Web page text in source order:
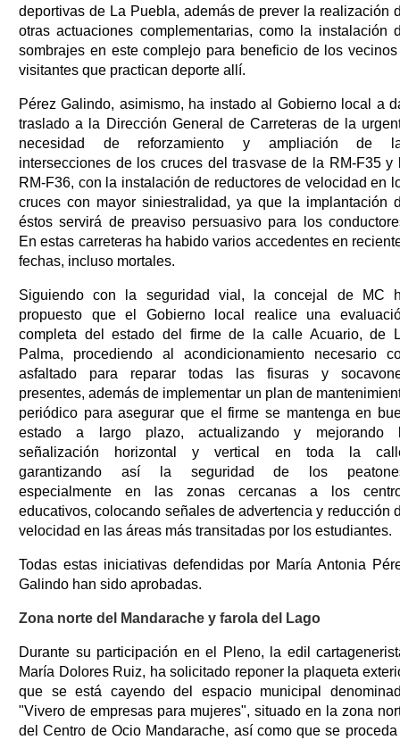
deportivas de La Puebla, además de prever la realización
otras actuaciones complementarias, como la instalación
sombrajes en este complejo para beneficio de los
visitantes que practican deporte allí.
Pérez Galindo, asimismo, ha instado al Gobierno local a
traslado a la Dirección General de Carreteras de la
necesidad de reforzamiento y ampliación de
intersecciones de los cruces del trasvase de la RM-F35 y
RM-F36, con la instalación de reductores de velocidad en
cruces con mayor siniestralidad, ya que la implantación
éstos servirá de preaviso persuasivo para los
En estas carreteras ha habido varios accedentes en
fechas, incluso mortales.
Siguiendo con la seguridad vial, la concejal de MC
propuesto que el Gobierno local realice una
completa del estado del firme de la calle Acuario, de
Palma, procediendo al acondicionamiento necesario
asfaltado para reparar todas las fisuras y
presentes, además de implementar un plan de
periódico para asegurar que el firme se mantenga en
estado a largo plazo, actualizando y mejorando
señalización horizontal y vertical en toda la
garantizando así la seguridad de los
especialmente en las zonas cercanas a los
educativos, colocando señales de advertencia y reducción
velocidad en las áreas más transitadas por los estudiantes.
Todas estas iniciativas defendidas por María Antonia
Galindo han sido aprobadas.
Zona norte del Mandarache y farola del Lago
Durante su participación en el Pleno, la edil
María Dolores Ruiz, ha solicitado reponer la plaqueta
que se está cayendo del espacio municipal
"Vivero de empresas para mujeres", situado en la zona
del Centro de Ocio Mandarache, así como que se